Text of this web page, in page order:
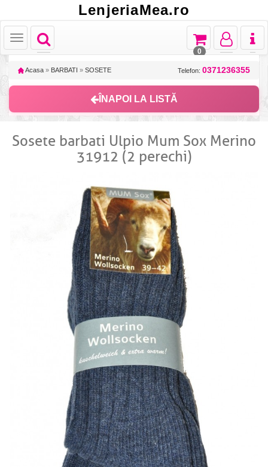
LenjeriaMea.ro
Toggle
navigation
Toggle
Toggle
navigation
Toggle
navigation
Toggle
navigation
0
Acasa » BARBATI » SOSETE Telefon: 0371236355
ÎNAPOI LA LISTĂ
Sosete barbati Ulpio Mum Sox Merino
31912 (2 perechi)